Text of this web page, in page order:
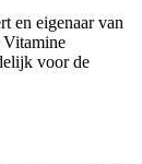
en eigenaar van
Vitamine
voor de